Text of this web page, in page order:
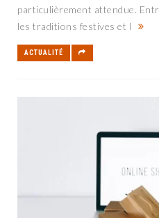
particulièrement attendue.
les traditions festives et l
ACTUALITÉ